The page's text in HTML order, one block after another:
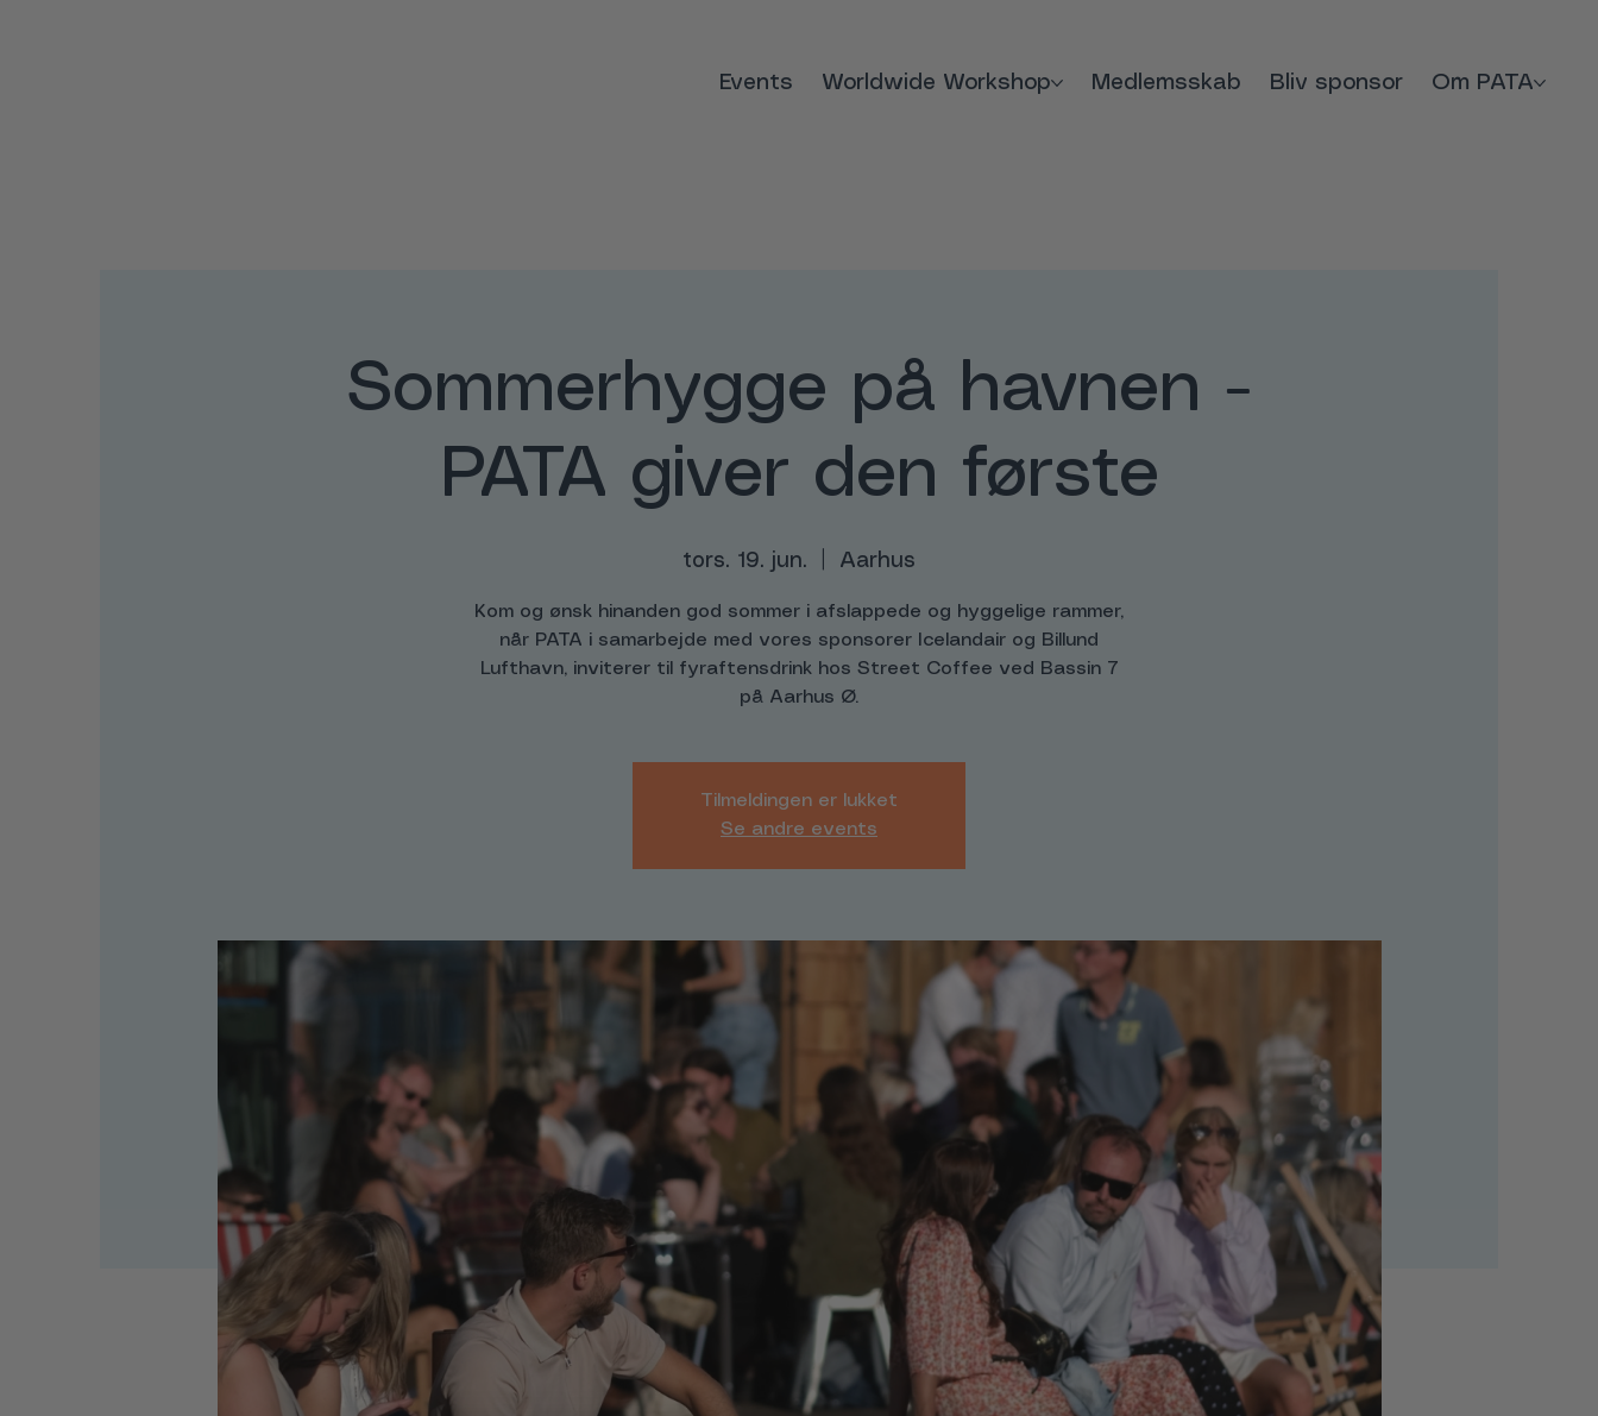
Events Worldwide Workshop Medlemsskab Bliv sponsor Om PATA
Sommerhygge på havnen -
PATA giver den første
tors. 19. jun. Aarhus
Kom og ønsk hinanden god sommer i afslappede og hyggelige rammer,
når PATA i samarbejde med vores sponsorer Icelandair og Billund
Lufthavn, inviterer til fyraftensdrink hos Street Coffee ved Bassin 7
på Aarhus Ø.
Tilmeldingen er lukket
Se andre events